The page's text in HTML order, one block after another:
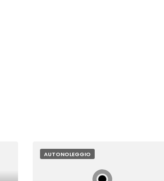
AUTONOLEGGIO